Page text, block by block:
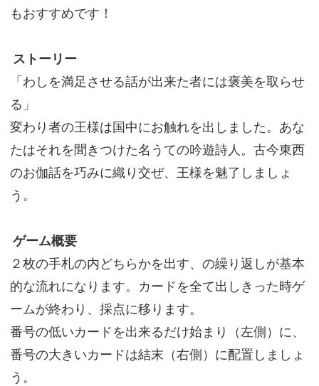
もおすすめです！
ストーリー
「わしを満足させる話が出来た者には褒美を取らせ
る」
変わり者の王様は国中にお触れを出しました。あな
たはそれを聞きつけた名うての吟遊詩人。古今東西
のお伽話を巧みに織り交ぜ、王様を魅了しましょ
う。
ゲーム概要
２枚の手札の内どちらかを出す、の繰り返しが基本
的な流れになります。カードを全て出しきった時ゲ
ームが終わり、採点に移ります。
番号の低いカードを出来るだけ始まり（左側）に、
番号の大きいカードは結末（右側）に配置しましょ
う。